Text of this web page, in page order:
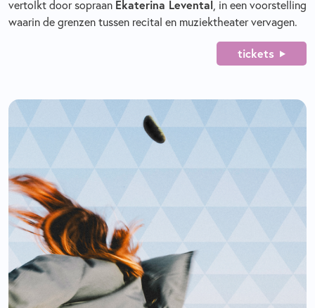
vertolkt door sopraan Ekaterina Levental , in een voorstelling
waarin de grenzen tussen recital en muziektheater vervagen.
tickets